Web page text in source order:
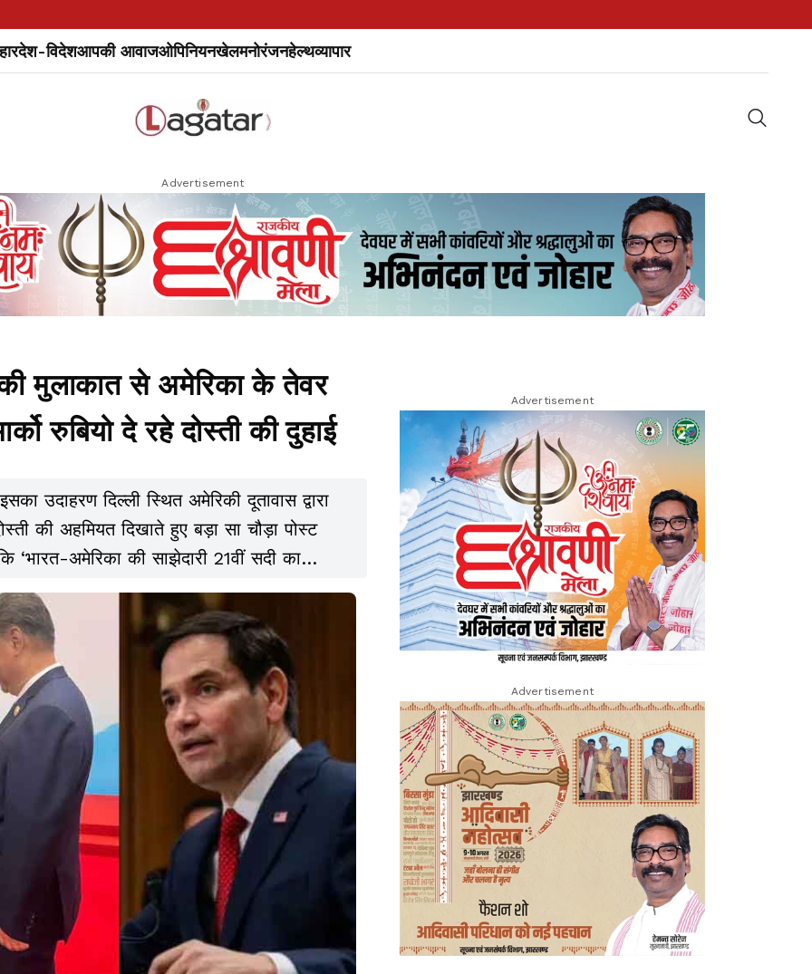
देश-विदेशआपकी आवाजओपिनियनखेलमनोरंजनहेल्थव्यापार
Advertisement
मुलाकात से अमेरिका के तेवर
रुबियो दे रहे दोस्ती की दुहाई
उदाहरण दिल्ली स्थित अमेरिकी दूतावास द्वारा
की अहमियत दिखाते हुए बड़ा सा चौड़ा पोस्ट
‘भारत-अमेरिका की साझेदारी 21वीं सदी का
ऊंचाइयां छू रही है. इसका आधार दोनों देशों की
Advertisement
Advertisement